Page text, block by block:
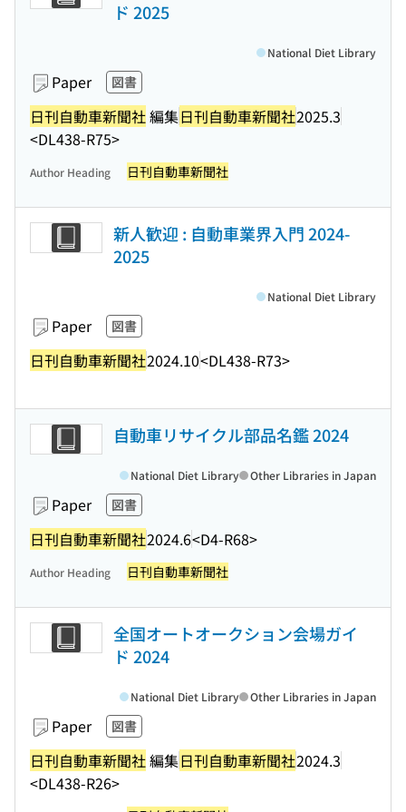
ド 2025
Paper 図書
日刊自動車新聞社編集日刊自動車新聞社2025.3
<DL438-R75>
National Diet Library
Author Heading 日刊自動車新聞社
新人歓迎 : 自動車業界入門 2024-
2025
Paper 図書
日刊自動車新聞社2024.10<DL438-R73>
National Diet Library
自動車リサイクル部品名鑑 2024
Paper 図書
日刊自動車新聞社2024.6<D4-R68>
National Diet Library Other Libraries in Japan
Author Heading 日刊自動車新聞社
全国オートオークション会場ガイ
ド 2024
Paper 図書
日刊自動車新聞社編集日刊自動車新聞社2024.3
<DL438-R26>
National Diet Library Other Libraries in Japan